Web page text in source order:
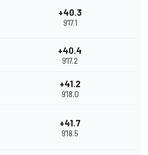
+40.3
9'17.1
+40.4
9'17.2
+41.2
9'18.0
+41.7
9'18.5